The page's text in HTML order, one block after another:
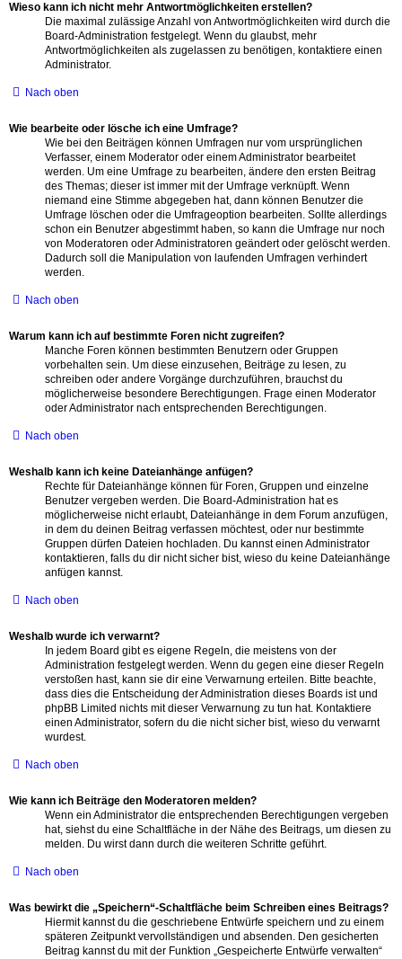
Wieso kann ich nicht mehr Antwortmöglichkeiten erstellen?
Die maximal zulässige Anzahl von Antwortmöglichkeiten wird durch die
Board-Administration festgelegt. Wenn du glaubst, mehr
Antwortmöglichkeiten als zugelassen zu benötigen, kontaktiere einen
Administrator.
Nach oben
Wie bearbeite oder lösche ich eine Umfrage?
Wie bei den Beiträgen können Umfragen nur vom ursprünglichen
Verfasser, einem Moderator oder einem Administrator bearbeitet
werden. Um eine Umfrage zu bearbeiten, ändere den ersten Beitrag
des Themas; dieser ist immer mit der Umfrage verknüpft. Wenn
niemand eine Stimme abgegeben hat, dann können Benutzer die
Umfrage löschen oder die Umfrageoption bearbeiten. Sollte allerdings
schon ein Benutzer abgestimmt haben, so kann die Umfrage nur noch
von Moderatoren oder Administratoren geändert oder gelöscht werden.
Dadurch soll die Manipulation von laufenden Umfragen verhindert
werden.
Nach oben
Warum kann ich auf bestimmte Foren nicht zugreifen?
Manche Foren können bestimmten Benutzern oder Gruppen
vorbehalten sein. Um diese einzusehen, Beiträge zu lesen, zu
schreiben oder andere Vorgänge durchzuführen, brauchst du
möglicherweise besondere Berechtigungen. Frage einen Moderator
oder Administrator nach entsprechenden Berechtigungen.
Nach oben
Weshalb kann ich keine Dateianhänge anfügen?
Rechte für Dateianhänge können für Foren, Gruppen und einzelne
Benutzer vergeben werden. Die Board-Administration hat es
möglicherweise nicht erlaubt, Dateianhänge in dem Forum anzufügen,
in dem du deinen Beitrag verfassen möchtest, oder nur bestimmte
Gruppen dürfen Dateien hochladen. Du kannst einen Administrator
kontaktieren, falls du dir nicht sicher bist, wieso du keine Dateianhänge
anfügen kannst.
Nach oben
Weshalb wurde ich verwarnt?
In jedem Board gibt es eigene Regeln, die meistens von der
Administration festgelegt werden. Wenn du gegen eine dieser Regeln
verstoßen hast, kann sie dir eine Verwarnung erteilen. Bitte beachte,
dass dies die Entscheidung der Administration dieses Boards ist und
phpBB Limited nichts mit dieser Verwarnung zu tun hat. Kontaktiere
einen Administrator, sofern du die nicht sicher bist, wieso du verwarnt
wurdest.
Nach oben
Wie kann ich Beiträge den Moderatoren melden?
Wenn ein Administrator die entsprechenden Berechtigungen vergeben
hat, siehst du eine Schaltfläche in der Nähe des Beitrags, um diesen zu
melden. Du wirst dann durch die weiteren Schritte geführt.
Nach oben
Was bewirkt die „Speichern“-Schaltfläche beim Schreiben eines Beitrags?
Hiermit kannst du die geschriebene Entwürfe speichern und zu einem
späteren Zeitpunkt vervollständigen und absenden. Den gesicherten
Beitrag kannst du mit der Funktion „Gespeicherte Entwürfe verwalten“